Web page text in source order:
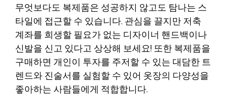
무엇보다도 복제품은 성공하지 않고도 탐나는 스
타일에 접근할 수 있습니다. 관심을 끌지만 저축
계좌를 희생할 필요가 없는 디자이너 핸드백이나
신발을 신고 있다고 상상해 보세요! 또한 복제품을
구매하면 개인이 투자를 주저할 수 있는 대담한 트
렌드와 진술서를 실험할 수 있어 옷장의 다양성을
좋아하는 사람들에게 적합합니다.